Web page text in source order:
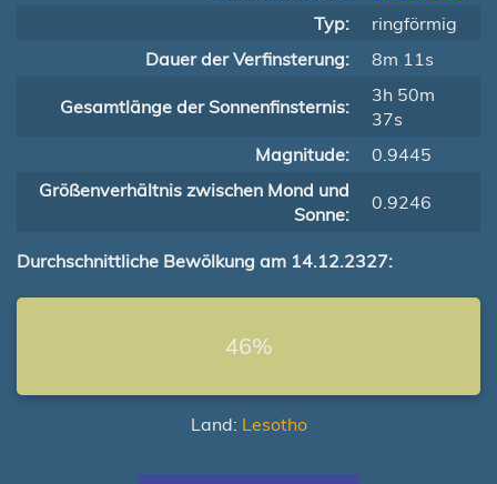
Typ:
ringförmig
Dauer der Verfinsterung:
8m 11s
Gesamtlänge der Sonnenfinsternis:
3h 50m
37s
Magnitude:
0.9445
Größenverhältnis zwischen Mond und
Sonne:
0.9246
Durchschnittliche Bewölkung am 14.12.2327:
46%
Land: Lesotho